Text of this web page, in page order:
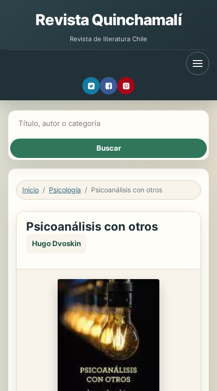
Revista Quinchamalí
Revista de literatura Chile
Inicio Psicología Psicoanálisis con otros
Psicoanálisis con otros
Hugo Dvoskin